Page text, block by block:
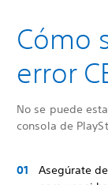
Cómo
error
No se puede
consola de
Asegúrate